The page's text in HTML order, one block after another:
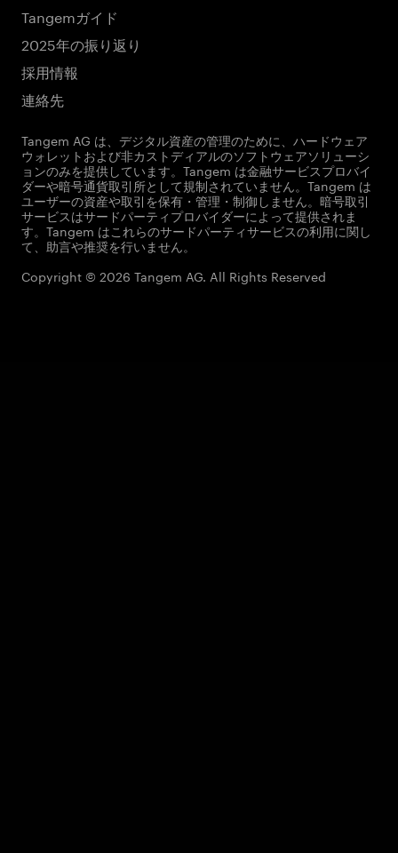
Tangemガイド
2025年の振り返り
採用情報
連絡先
Tangem AG は、デジタル資産の管理のために、ハードウェア
ウォレットおよび非カストディアルのソフトウェアソリューシ
ョンのみを提供しています。Tangem は金融サービスプロバイ
ダーや暗号通貨取引所として規制されていません。Tangem は
ユーザーの資産や取引を保有・管理・制御しません。暗号取引
サービスはサードパーティプロバイダーによって提供されま
す。Tangem はこれらのサードパーティサービスの利用に関し
て、助言や推奨を行いません。